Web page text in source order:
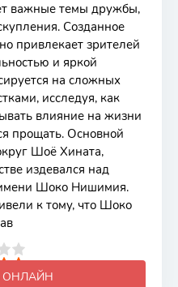
важные темы дружбы,
Созданное
привлекает зрителей
и яркой
на сложных
исследуя, как
влияние на жизни
прощать. Основной
Шоё Хината,
издевался над
Шоко Нишимия.
к тому, что Шоко
ОНЛАЙН